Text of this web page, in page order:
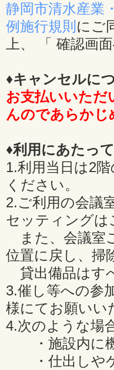
静岡市清水産業
例施行規則 にご
上、 「 確認画
♦キャンセルに
お支払いいただ
んのであらかじ
♦利用にあたっ
1.利用当日は2
ください。
2.ご利用の会議
セッティングは
また、会議室
位置に戻し、掃
貸出備品はす
3.催し等への参
様にてお願いい
4.次のような場
・施設内に機
・仕出しやケ